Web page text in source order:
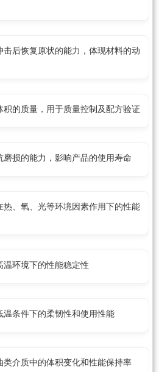
击后恢复原状的能力，体现材料的动
积的质量，用于质量控制及配方验证
磨损的能力，影响产品的使用寿命
热、氧、光等环境因素作用下的性能
温环境下的性能稳定性
温条件下的柔韧性和使用性能
类介质中的体积变化和性能保持率